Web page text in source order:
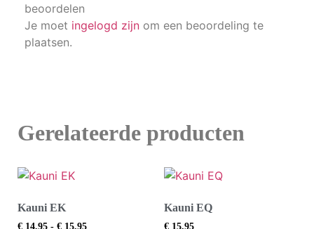
beoordelen
Je moet ingelogd zijn om een beoordeling te
plaatsen.
Gerelateerde producten
Kauni EK
€ 14,95 - € 15,95
Kauni EQ
€ 15,95